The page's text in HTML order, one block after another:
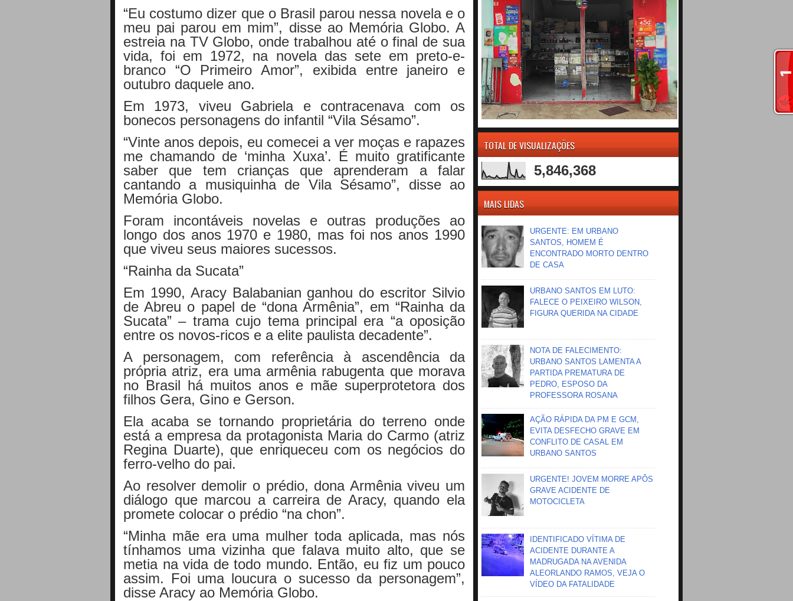
“Eu costumo dizer que o Brasil parou nessa novela e o
meu pai parou em mim”, disse ao Memória Globo. A
estreia na TV Globo, onde trabalhou até o final de sua
vida, foi em 1972, na novela das sete em preto-e-
branco “O Primeiro Amor”, exibida entre janeiro e
outubro daquele ano.
Em 1973, viveu Gabriela e contracenava com os
bonecos personagens do infantil “Vila Sésamo”.
“Vinte anos depois, eu comecei a ver moças e rapazes
me chamando de ‘minha Xuxa’. É muito gratificante
saber que tem crianças que aprenderam a falar
cantando a musiquinha de Vila Sésamo”, disse ao
Memória Globo.
Foram incontáveis novelas e outras produções ao
longo dos anos 1970 e 1980, mas foi nos anos 1990
que viveu seus maiores sucessos.
“Rainha da Sucata”
Em 1990, Aracy Balabanian ganhou do escritor Silvio
de Abreu o papel de “dona Armênia”, em “Rainha da
Sucata” – trama cujo tema principal era “a oposição
entre os novos-ricos e a elite paulista decadente”.
A personagem, com referência à ascendência da
própria atriz, era uma armênia rabugenta que morava
no Brasil há muitos anos e mãe superprotetora dos
filhos Gera, Gino e Gerson.
Ela acaba se tornando proprietária do terreno onde
está a empresa da protagonista Maria do Carmo (atriz
Regina Duarte), que enriqueceu com os negócios do
ferro-velho do pai.
Ao resolver demolir o prédio, dona Armênia viveu um
diálogo que marcou a carreira de Aracy, quando ela
promete colocar o prédio “na chon”.
“Minha mãe era uma mulher toda aplicada, mas nós
tínhamos uma vizinha que falava muito alto, que se
metia na vida de todo mundo. Então, eu fiz um pouco
assim. Foi uma loucura o sucesso da personagem”,
disse Aracy ao Memória Globo.
TOTAL DE VISUALIZAÇÕES
5,846,368
MAIS LIDAS
URGENTE: EM URBANO
SANTOS, HOMEM É
ENCONTRADO MORTO DENTRO
DE CASA
URBANO SANTOS EM LUTO:
FALECE O PEIXEIRO WILSON,
FIGURA QUERIDA NA CIDADE
NOTA DE FALECIMENTO:
URBANO SANTOS LAMENTA A
PARTIDA PREMATURA DE
PEDRO, ESPOSO DA
PROFESSORA ROSANA
AÇÃO RÁPIDA DA PM E GCM,
EVITA DESFECHO GRAVE EM
CONFLITO DE CASAL EM
URBANO SANTOS
URGENTE! JOVEM MORRE APÔS
GRAVE ACIDENTE DE
MOTOCICLETA
IDENTIFICADO VÍTIMA DE
ACIDENTE DURANTE A
MADRUGADA NA AVENIDA
ALEORLANDO RAMOS, VEJA O
VÍDEO DA FATALIDADE